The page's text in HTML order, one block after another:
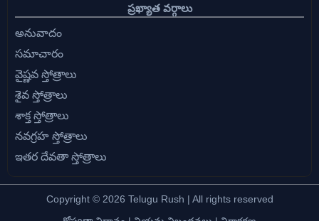
ప్రఖ్యాత వర్గాలు
అనువాదం
సమాచారం
వైష్ణవ స్తోత్రాలు
శైవ స్తోత్రాలు
శాక్త స్తోత్రాలు
నవగ్రహ స్తోత్రాలు
ఇతర దేవతా స్తోత్రాలు
Copyright © 2026 Telugu Rush | All rights reserved